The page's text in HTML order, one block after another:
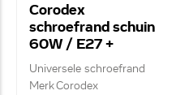
Corodex
schroefrand schuin
60W / E27 +
trekschakelaar
Universele schroefrand
Merk Corodex